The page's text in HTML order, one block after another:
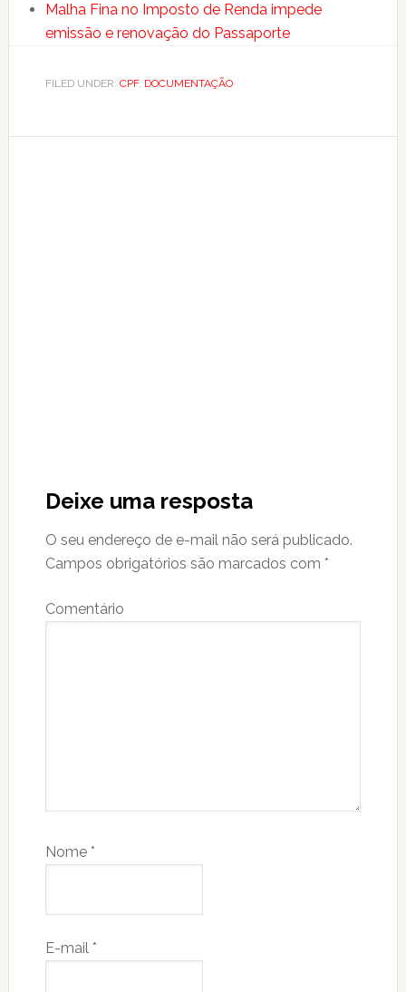
Malha Fina no Imposto de Renda impede
emissão e renovação do Passaporte
FILED UNDER: CPF, DOCUMENTAÇÃO
Interactions
Deixe uma resposta
O seu endereço de e-mail não será publicado.
Campos obrigatórios são marcados com *
Comentário
Nome *
E-mail *